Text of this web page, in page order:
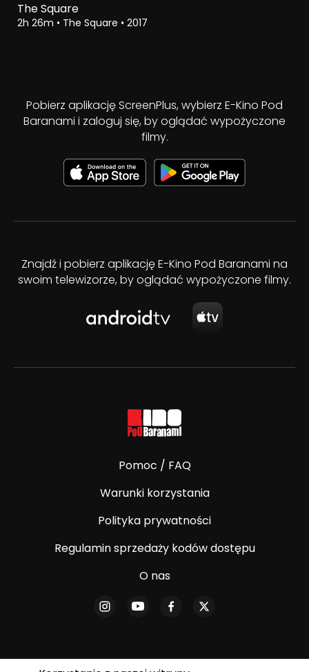
The Square
2h 26m • The Square • 2017
Pobierz aplikację ScreenPlus, wybierz E-Kino Pod
Baranami i zaloguj się, by oglądać wypożyczone
filmy.
Znajdź i pobierz aplikację E-Kino Pod Baranami na
swoim telewizorze, by oglądać wypożyczone filmy.
Pomoc / FAQ
Warunki korzystania
Polityka prywatności
Regulamin sprzedaży kodów dostępu
O nas